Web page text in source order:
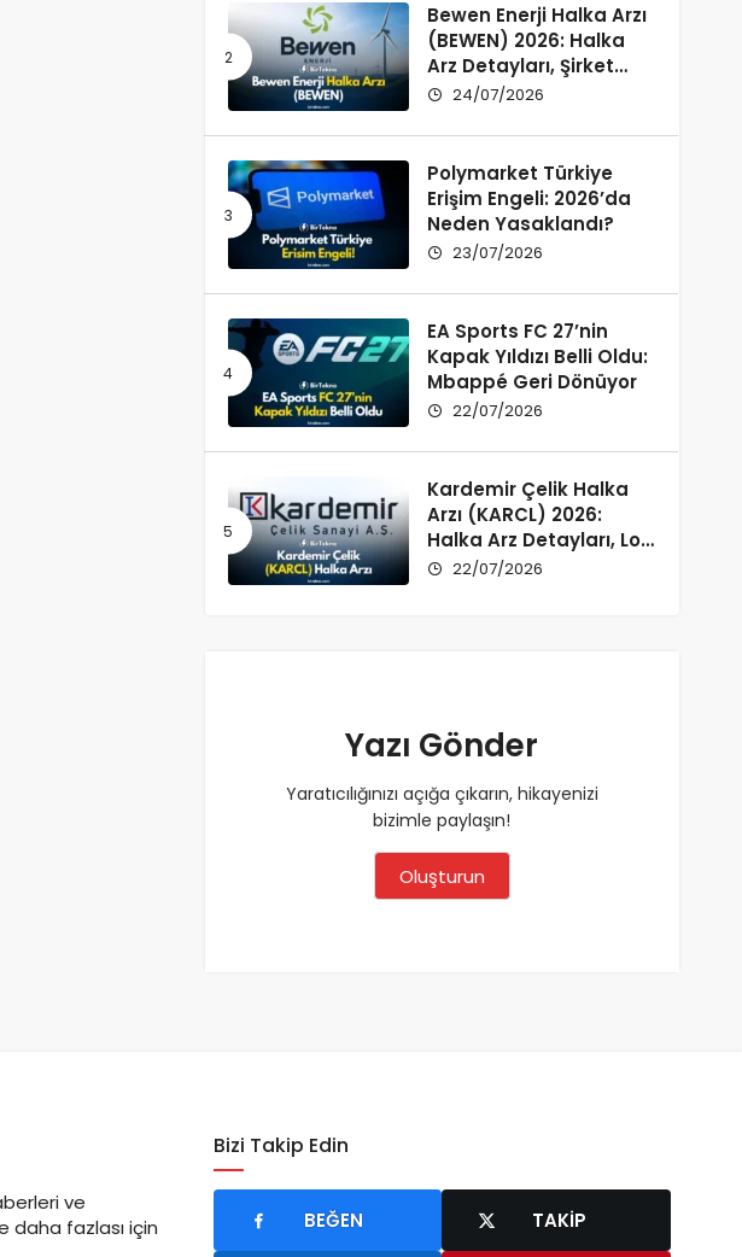
Bewen Enerji Halka Arzı
(BEWEN) 2026: Halka
Arz Detayları, Şirket
Profili ve Fon Kullanımı
24/07/2026
Polymarket Türkiye
Erişim Engeli: 2026’da
Neden Yasaklandı?
23/07/2026
EA Sports FC 27’nin
Kapak Yıldızı Belli Oldu:
Mbappé Geri Dönüyor
22/07/2026
Kardemir Çelik Halka
Arzı (KARCL) 2026:
Halka Arz Detayları, Lot
Dağılımı ve Şirket Profili
22/07/2026
Yazı Gönder
Yaratıcılığınızı açığa çıkarın, hikayenizi
bizimle paylaşın!
Oluşturun
ve
daha fazlası için
Bizi Takip Edin
BEĞEN TAKIP